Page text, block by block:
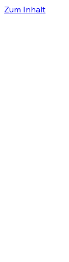
Zum Inhalt